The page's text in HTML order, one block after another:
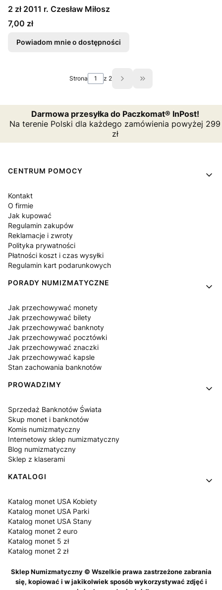
2 zł 2011 r. Czesław Miłosz
Cena
7,00 zł
Powiadom mnie o dostępności
Strona z 2 Przejdź do ostatniej
Darmowa przesyłka do Paczkomat® InPost!
Na terenie Polski dla każdego zamówienia powyżej 299
zł
Linki w stopce
CENTRUM POMOCY
Kontakt
O firmie
Jak kupować
Regulamin zakupów
Reklamacje i zwroty
Polityka prywatności
Płatności koszt i czas wysyłki
Regulamin kart podarunkowych
PORADY NUMIZMATYCZNE
Jak przechowywać monety
Jak przechowywać bilety
Jak przechowywać banknoty
Jak przechowywać pocztówki
Jak przechowywać znaczki
Jak przechowywać kapsle
Stan zachowania banknotów
PROWADZIMY
Sprzedaż Banknotów Świata
Skup monet i banknotów
Komis numizmatyczny
Internetowy sklep numizmatyczny
Blog numizmatyczny
Sklep z klaserami
KATALOGI
Katalog monet USA Kobiety
Katalog monet USA Parki
Katalog monet USA Stany
Katalog monet 2 euro
Katalog monet 5 zł
Katalog monet 2 zł
Sklep Numizmatyczny © Wszelkie prawa zastrzeżone zabrania
się, kopiować i w jakikolwiek sposób wykorzystywać zdjęć i